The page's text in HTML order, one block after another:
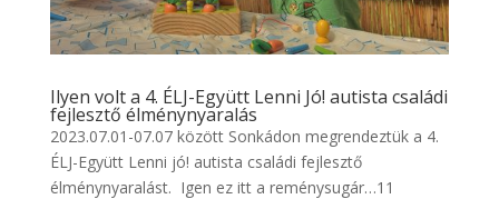
Ilyen volt a 4. ÉLJ-Együtt Lenni Jó! autista családi
fejlesztő élménynyaralás
2023.07.01-07.07 között Sonkádon megrendeztük a 4.
ÉLJ-Együtt Lenni jó! autista családi fejlesztő
élménynyaralást. Igen ez itt a reménysugár…11